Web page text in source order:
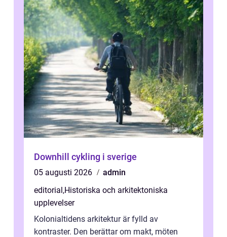
Downhill cykling i sverige
05 augusti 2026
admin
editorial,Historiska och arkitektoniska
upplevelser
Kolonialtidens arkitektur är fylld av
kontraster. Den berättar om makt, möten